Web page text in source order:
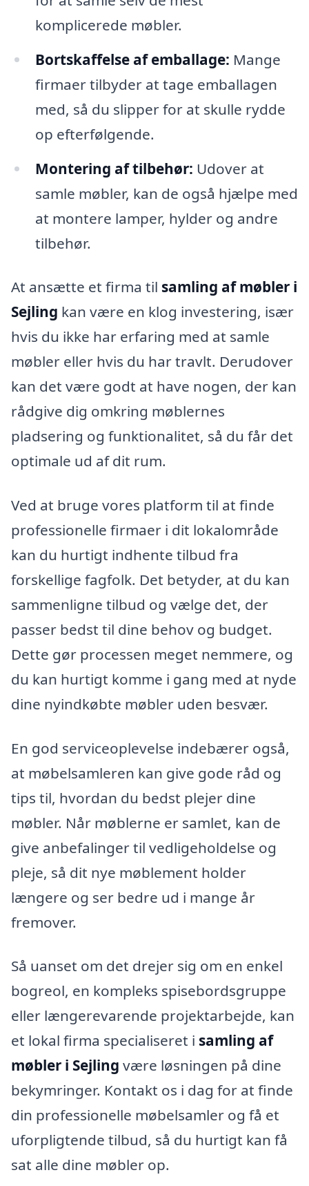
komplicerede møbler.
Bortskaffelse af emballage: Mange
firmaer tilbyder at tage emballagen
med, så du slipper for at skulle rydde
op efterfølgende.
Montering af tilbehør: Udover at
samle møbler, kan de også hjælpe med
at montere lamper, hylder og andre
tilbehør.
At ansætte et firma til samling af møbler i
Sejling kan være en klog investering, især
hvis du ikke har erfaring med at samle
møbler eller hvis du har travlt. Derudover
kan det være godt at have nogen, der kan
rådgive dig omkring møblernes
pladsering og funktionalitet, så du får det
optimale ud af dit rum.
Ved at bruge vores platform til at finde
professionelle firmaer i dit lokalområde
kan du hurtigt indhente tilbud fra
forskellige fagfolk. Det betyder, at du kan
sammenligne tilbud og vælge det, der
passer bedst til dine behov og budget.
Dette gør processen meget nemmere, og
du kan hurtigt komme i gang med at nyde
dine nyindkøbte møbler uden besvær.
En god serviceoplevelse indebærer også,
at møbelsamleren kan give gode råd og
tips til, hvordan du bedst plejer dine
møbler. Når møblerne er samlet, kan de
give anbefalinger til vedligeholdelse og
pleje, så dit nye møblement holder
længere og ser bedre ud i mange år
fremover.
Så uanset om det drejer sig om en enkel
bogreol, en kompleks spisebordsgruppe
eller længerevarende projektarbejde, kan
et lokal firma specialiseret i samling af
møbler i Sejling være løsningen på dine
bekymringer. Kontakt os i dag for at finde
din professionelle møbelsamler og få et
uforpligtende tilbud, så du hurtigt kan få
sat alle dine møbler op.